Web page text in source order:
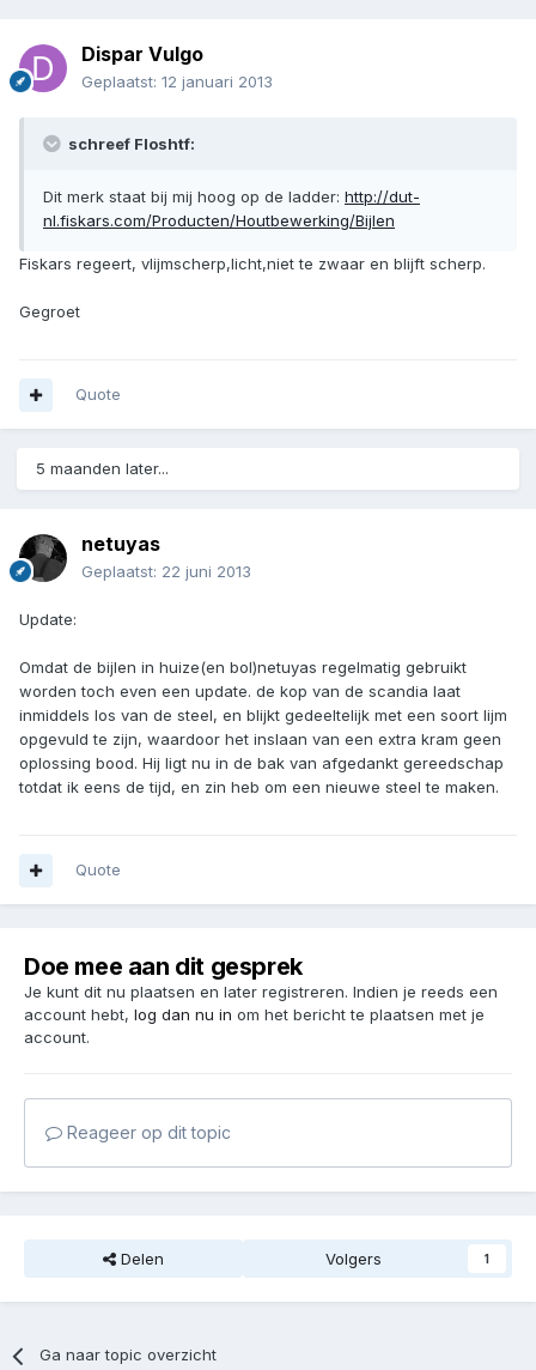
Dispar Vulgo
Geplaatst: 12 januari 2013
schreef Floshtf:
Dit merk staat bij mij hoog op de ladder: http://dut-
nl.fiskars.com/Producten/Houtbewerking/Bijlen
Fiskars regeert, vlijmscherp,licht,niet te zwaar en blijft scherp.
Gegroet
Quote
5 maanden later...
netuyas
Geplaatst: 22 juni 2013
Update:
Omdat de bijlen in huize(en bol)netuyas regelmatig gebruikt
worden toch even een update. de kop van de scandia laat
inmiddels los van de steel, en blijkt gedeeltelijk met een soort lijm
opgevuld te zijn, waardoor het inslaan van een extra kram geen
oplossing bood. Hij ligt nu in de bak van afgedankt gereedschap
totdat ik eens de tijd, en zin heb om een nieuwe steel te maken.
Quote
Doe mee aan dit gesprek
Je kunt dit nu plaatsen en later registreren. Indien je reeds een
account hebt, log dan nu in om het bericht te plaatsen met je
account.
Reageer op dit topic
Delen Volgers 1
Ga naar topic overzicht